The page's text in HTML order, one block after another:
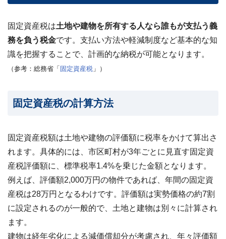
よ
く
あ
る
ご
質
買
取・
共
有
持
分
※
し
こ
い
固定資産税は土地や建物を所有する人なら誰もが支払う義
務を負う税金です。支払い方法や軽減制度など基本的な知
識を把握することで、計画的な納税が可能となります。
（参考：総務省「 固定資産税 」）
固定資産税の計算方法
固定資産税額は土地や建物の評価額に税率をかけて算出さ
れます。具体的には、市区町村が3年ごとに見直す固定資
産税評価額に、標準税率1.4%を乗じた金額となります。
例えば、評価額2,000万円の物件であれば、年間の固定資
産税は28万円となるわけです。評価額は実勢価格の約7割
に設定されるのが一般的で、土地と建物は別々に計算され
ます。
建物は経年劣化による減価償却分が考慮され、年々評価額